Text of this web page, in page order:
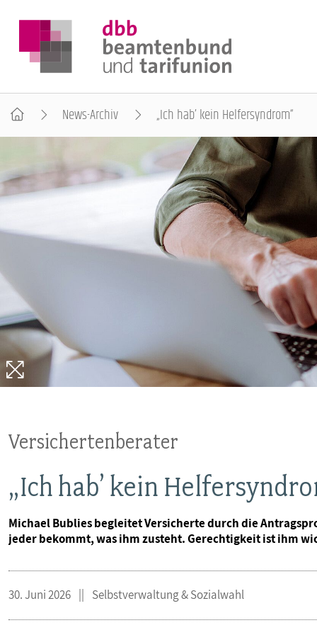
DER DBB
BEAMTINNEN & BEAMTE
ARBEITNEHMENDE
POLITIK & POSITIONEN
MITBESTIMMUNG
MITGLIEDSCHAFT & SERVICE
News-Archiv „Ich hab’ kein Helfersyndrom“
Versichertenberater
„Ich hab’ kein
Michael Bublies begleitet Versicherte durch die
jeder bekommt, was ihm zusteht. Gerechtigkeit ist ihm
30. Juni 2026 Selbstverwaltung & Sozialwahl